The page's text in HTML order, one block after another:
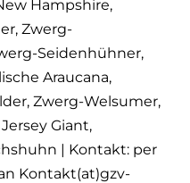
Hampshire,
Zwerg-
Seidenhühner,
Araucana,
Zwerg-Welsumer,
Giant,
| Kontakt: per
Kontakt(at)gzv-